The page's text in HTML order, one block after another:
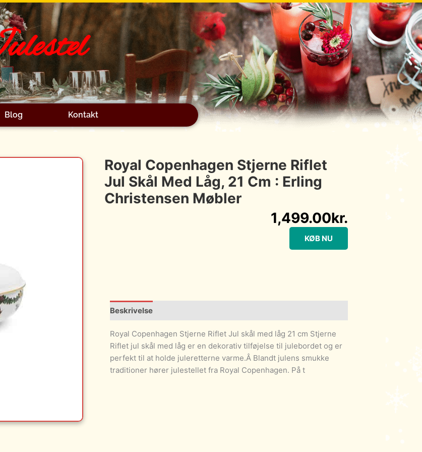
Blog Kontakt
Royal Copenhagen Stjerne Riflet
Jul Skål Med Låg, 21 Cm : Erling
Christensen Møbler
1,499.00kr.
KØB NU
Beskrivelse
Royal Copenhagen Stjerne Riflet Jul skål med låg 21 cm Stjerne
Riflet jul skål med låg er en dekorativ tilføjelse til julebordet og er
perfekt til at holde juleretterne varme.Â Blandt julens smukke
traditioner hører julestellet fra Royal Copenhagen. På t